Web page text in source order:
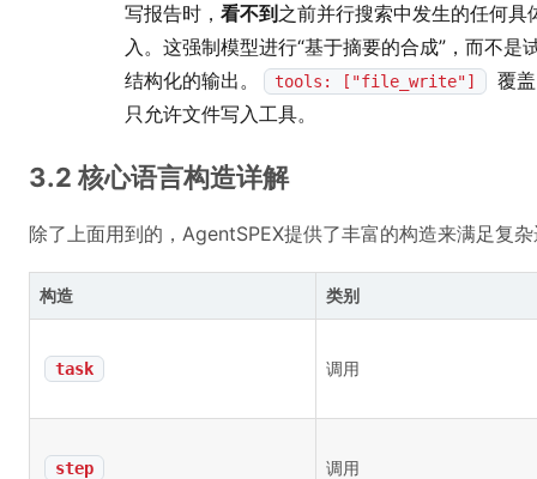
写报告时， 看不到 之前并行搜索中发生的任何
入。这强制模型进行“基于摘要的合成”，而不
结构化的输出。
tools: ["file_write"]
覆
只允许文件写入工具。
3.2 核心语言构造详解
除了上面用到的，AgentSPEX提供了丰富的构造来满足复
构造 类别
task 调用
step 调用